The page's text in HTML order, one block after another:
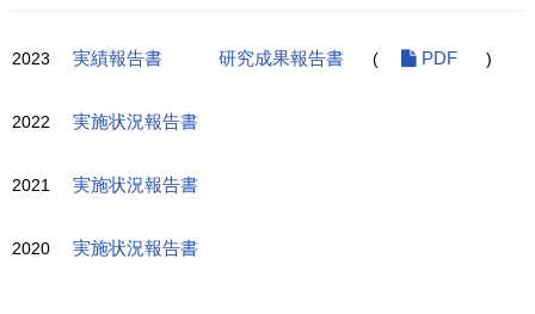
2023 実績報告書 研究成果報告書 ( PDF )
2022 実施状況報告書
2021 実施状況報告書
2020 実施状況報告書